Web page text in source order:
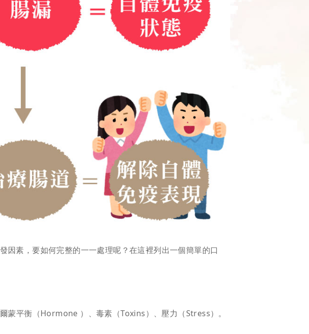
因素，要如何完整的一一處理呢？在這裡列出一個簡單的口
平衡（Hormone ）、毒素（Toxins）、壓力（Stress）。